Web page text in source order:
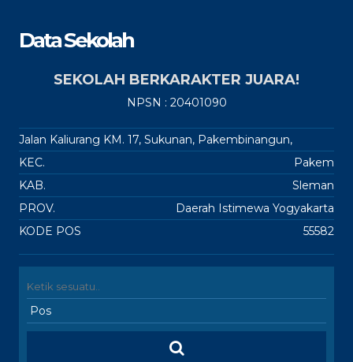
Data Sekolah
SEKOLAH BERKARAKTER JUARA!
NPSN : 20401090
Jalan Kaliurang KM. 17, Sukunan, Pakembinangun,
KEC.
Pakem
KAB.
Sleman
PROV.
Daerah Istimewa Yogyakarta
KODE POS
55582